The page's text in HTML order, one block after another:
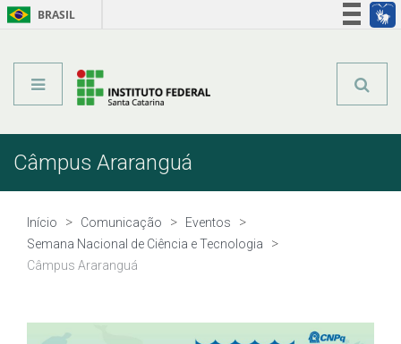
BRASIL
Câmpus Araranguá
Início Comunicação
Eventos
Semana Nacional de Ciência e Tecnologia
Câmpus Araranguá